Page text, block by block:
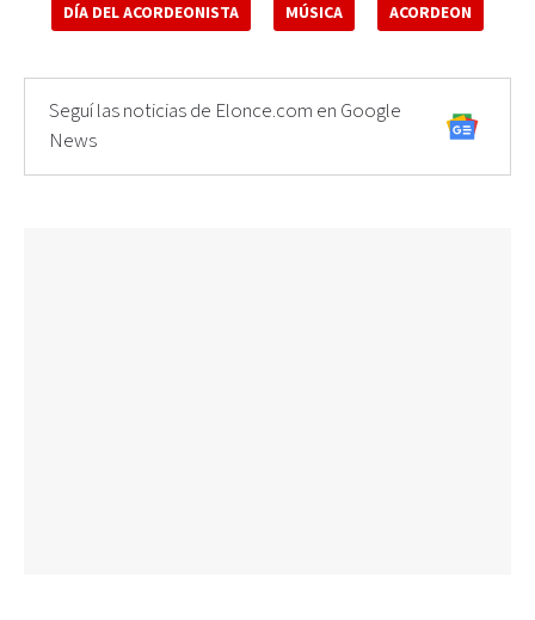
DÍA DEL ACORDEONISTA MÚSICA ACORDEON
Seguí las noticias de Elonce.com en Google
News